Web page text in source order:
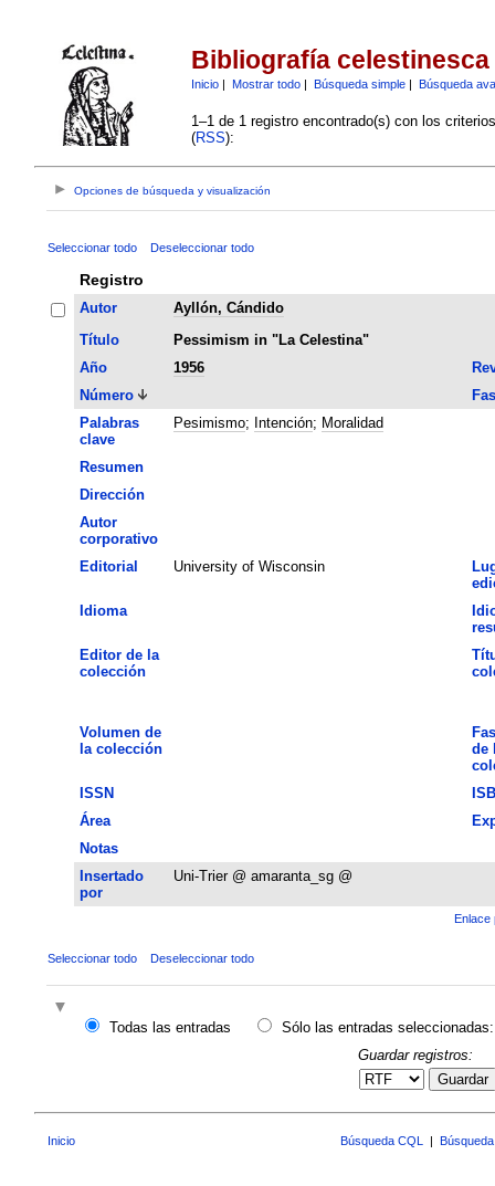
Bibliografía celestinesca
Inicio| Mostrar todo| Búsqueda simple| Búsqueda
1–1 de 1 registro encontrado(s) con los
(RSS):
Opciones de búsqueda y visualización
Seleccionar todo Deseleccionar todo
Registro
Autor
Ayllón, Cándido
Título
Pessimism in "La Celestina"
Año
1956
Número
Palabras
clave
Pesimismo; Intención; Moralidad
Resumen
Dirección
Autor
corporativo
Editorial
University of Wisconsin
Idioma
Editor de la
colección
Volumen de
la colección
de
ISSN
Área
Notas
Insertado
por
Uni-Trier @ amaranta_sg @
Enlace
Seleccionar todo Deseleccionar todo
Todas las entradas
Sólo las entradas seleccionadas:
Guardar registros:
Guardar
Inicio Búsqueda CQL